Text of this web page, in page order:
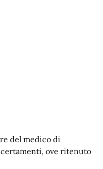
del medico di
ove ritenuto